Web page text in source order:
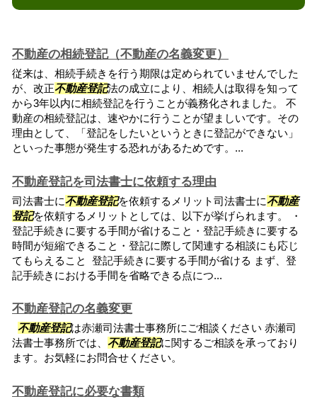
不動産の相続登記（不動産の名義変更）
従来は、相続手続きを行う期限は定められていませんでした
が、改正不動産登記法の成立により、相続人は取得を知って
から3年以内に相続登記を行うことが義務化されました。 不
動産の相続登記は、速やかに行うことが望ましいです。その
理由として、「登記をしたいというときに登記ができない」
といった事態が発生する恐れがあるためです。...
不動産登記を司法書士に依頼する理由
司法書士に不動産登記を依頼するメリット司法書士に不動産
登記を依頼するメリットとしては、以下が挙げられます。 ・
登記手続きに要する手間が省けること・登記手続きに要する
時間が短縮できること・登記に際して関連する相談にも応じ
てもらえること 登記手続きに要する手間が省ける まず、登
記手続きにおける手間を省略できる点につ...
不動産登記の名義変更
不動産登記は赤瀬司法書士事務所にご相談ください 赤瀬司
法書士事務所では、 不動産登記に関するご相談を承っており
ます。お気軽にお問合せください。
不動産登記に必要な書類